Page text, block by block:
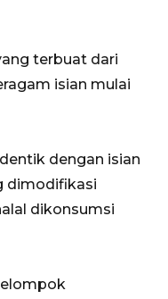
terbuat dari
isian mulai
dengan isian
dimodifikasi
dikonsumsi